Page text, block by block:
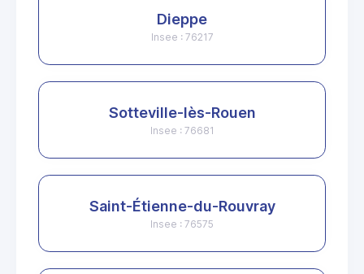
Dieppe
Insee : 76217
Sotteville-lès-Rouen
Insee : 76681
Saint-Étienne-du-Rouvray
Insee : 76575